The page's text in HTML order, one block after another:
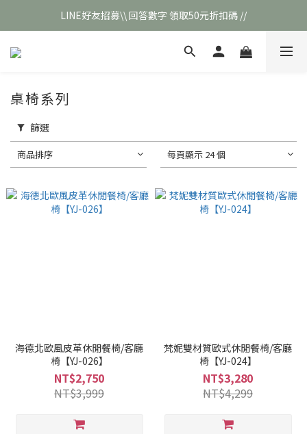
\\新會員註冊// 贈100元購物金❣️
LINE好友招募\\ 回答數字 領取50元折扣碼 //
\\新會員註冊// 贈100元購物金❣️
桌椅系列
篩選
商品排序 每頁顯示 24 個
海德北歐風皮革休閒餐椅/客廳
椅【YJ-026】
NT$2,750
NT$3,999
梵妮雙材質歐式休閒餐椅/客廳
椅【YJ-024】
NT$3,280
NT$4,299